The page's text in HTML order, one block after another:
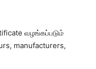
வழங்கப்படும்
manufacturers,